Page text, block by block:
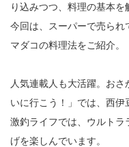
り込みつつ、料理の基本を
今回は、スーパーで売ら
マダコの料理法をご紹介。
人気連載人も大活躍。お
いに行こう！」では、西伊
激釣ライフでは、ウルト
げを楽しんでいます。